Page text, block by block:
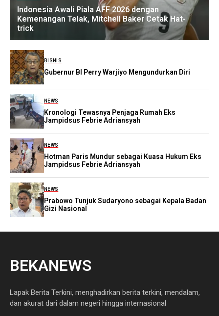
Indonesia Awali Piala AFF 2026 dengan
Kemenangan Telak, Mitchell Baker Cetak Hat-
trick
BISNIS
Gubernur BI Perry Warjiyo Mengundurkan Diri
NEWS
Kronologi Tewasnya Penjaga Rumah Eks
Jampidsus Febrie Adriansyah
NEWS
Hotman Paris Mundur sebagai Kuasa Hukum Eks
Jampidsus Febrie Adriansyah
NEWS
Prabowo Tunjuk Sudaryono sebagai Kepala Badan
Gizi Nasional
BEKANEWS
Lapak Berita Terkini, menghadirkan berita terkini, mendalam,
dan akurat dari dalam negeri hingga internasional